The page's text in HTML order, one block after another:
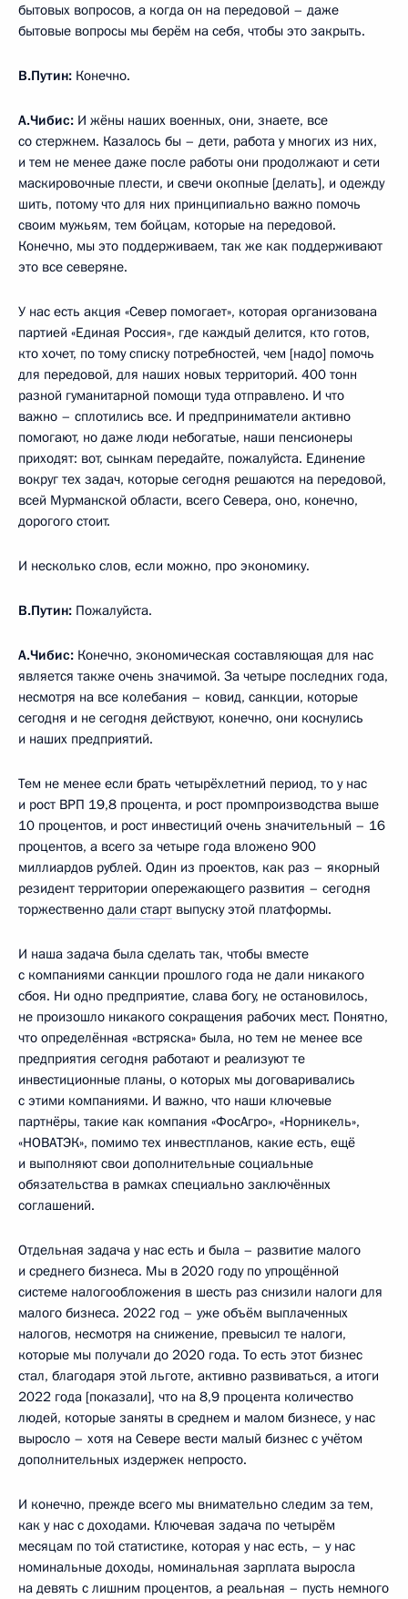
бытовых вопросов, а когда он на передовой – даже
бытовые вопросы мы берём на себя, чтобы это закрыть.
В.Путин: Конечно.
А.Чибис: И жёны наших военных, они, знаете, все
со стержнем. Казалось бы – дети, работа у многих из них,
и тем не менее даже после работы они продолжают и сети
маскировочные плести, и свечи окопные [делать], и одежду
шить, потому что для них принципиально важно помочь
своим мужьям, тем бойцам, которые на передовой.
Конечно, мы это поддерживаем, так же как поддерживают
это все северяне.
У нас есть акция «Север помогает», которая организована
партией «Единая Россия», где каждый делится, кто готов,
кто хочет, по тому списку потребностей, чем [надо] помочь
для передовой, для наших новых территорий. 400 тонн
разной гуманитарной помощи туда отправлено. И что
важно – сплотились все. И предприниматели активно
помогают, но даже люди небогатые, наши пенсионеры
приходят: вот, сынкам передайте, пожалуйста. Единение
вокруг тех задач, которые сегодня решаются на передовой,
всей Мурманской области, всего Севера, оно, конечно,
дорогого стоит.
И несколько слов, если можно, про экономику.
В.Путин: Пожалуйста.
А.Чибис: Конечно, экономическая составляющая для нас
является также очень значимой. За четыре последних года,
несмотря на все колебания – ковид, санкции, которые
сегодня и не сегодня действуют, конечно, они коснулись
и наших предприятий.
Тем не менее если брать четырёхлетний период, то у нас
и рост ВРП 19,8 процента, и рост промпроизводства выше
10 процентов, и рост инвестиций очень значительный – 16
процентов, а всего за четыре года вложено 900
миллиардов рублей. Один из проектов, как раз – якорный
резидент территории опережающего развития – сегодня
торжественно дали старт выпуску этой платформы.
И наша задача была сделать так, чтобы вместе
с компаниями санкции прошлого года не дали никакого
сбоя. Ни одно предприятие, слава богу, не остановилось,
не произошло никакого сокращения рабочих мест. Понятно,
что определённая «встряска» была, но тем не менее все
предприятия сегодня работают и реализуют те
инвестиционные планы, о которых мы договаривались
с этими компаниями. И важно, что наши ключевые
партнёры, такие как компания «ФосАгро», «Норникель»,
«НОВАТЭК», помимо тех инвестпланов, какие есть, ещё
и выполняют свои дополнительные социальные
обязательства в рамках специально заключённых
соглашений.
Отдельная задача у нас есть и была – развитие малого
и среднего бизнеса. Мы в 2020 году по упрощённой
системе налогообложения в шесть раз снизили налоги для
малого бизнеса. 2022 год – уже объём выплаченных
налогов, несмотря на снижение, превысил те налоги,
которые мы получали до 2020 года. То есть этот бизнес
стал, благодаря этой льготе, активно развиваться, а итоги
2022 года [показали], что на 8,9 процента количество
людей, которые заняты в среднем и малом бизнесе, у нас
выросло – хотя на Севере вести малый бизнес с учётом
дополнительных издержек непросто.
И конечно, прежде всего мы внимательно следим за тем,
как у нас с доходами. Ключевая задача по четырём
месяцам по той статистике, которая у нас есть, – у нас
номинальные доходы, номинальная зарплата выросла
на девять с лишним процентов, а реальная – пусть немного